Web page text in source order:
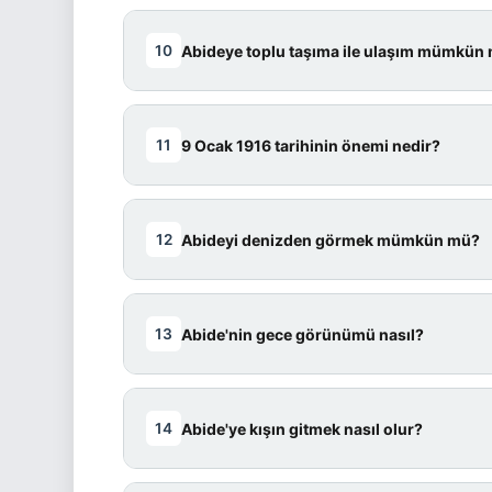
📚 KAYNAK: GESTAŞ
kendi aracınızla ulaşılır. Yol düz,
10 Abideye toplu taşıma ile ulaşım mümkün
iskeleye, feribot + Eceabat
11 9 Ocak 1916 tarihinin önemi nedir?
Yarımadası'ndan tamamen
bölgelerden biridir.
📚 KAYNAK: ATATÜRK ARAŞTIRMA
12 Abideyi denizden görmek mümkün mü?
metre yükseklikle boğaz girişinin
13 Abide'nin gece görünümü nasıl?
parlayan silüeti, ziyaretçilere
14 Abide'ye kışın gitmek nasıl olur?